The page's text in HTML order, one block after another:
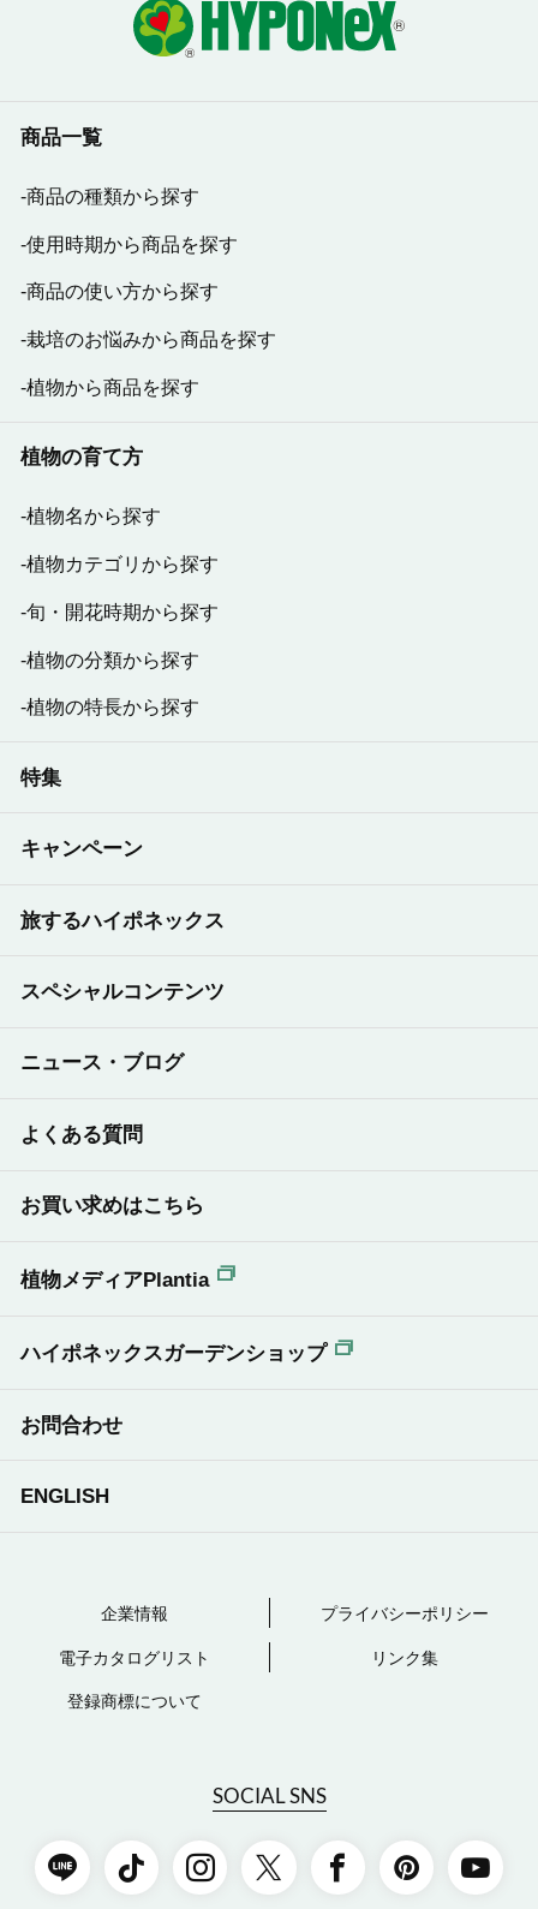
商品一覧
商品の種類から探す
使用時期から商品を探す
商品の使い方から探す
栽培のお悩みから商品を探す
植物から商品を探す
植物の育て方
植物名から探す
植物カテゴリから探す
旬・開花時期から探す
植物の分類から探す
植物の特長から探す
特集
キャンペーン
旅するハイポネックス
スペシャルコンテンツ
ニュース・ブログ
よくある質問
お買い求めはこちら
植物メディアPlantia
ハイポネックスガーデンショップ
お問合わせ
ENGLISH
企業情報 プライバシーポリシー
電子カタログリスト リンク集
登録商標について
SOCIAL SNS